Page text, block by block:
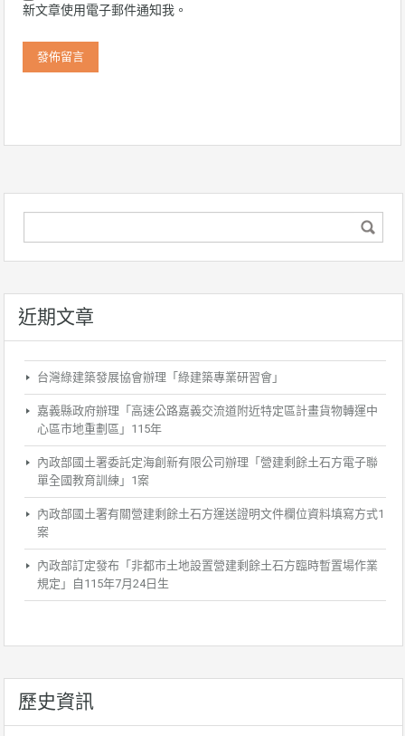
新文章使用電子郵件通知我。
近期文章
台灣綠建築發展協會辦理「綠建築專業研習會」
嘉義縣政府辦理「高速公路嘉義交流道附近特定區計畫貨物轉運中
心區市地重劃區」115年
內政部國土署委託定海創新有限公司辦理「營建剩餘土石方電子聯
單全國教育訓練」1案
內政部國土署有關營建剩餘土石方運送證明文件欄位資料填寫方式1
案
內政部訂定發布「非都市土地設置營建剩餘土石方臨時暫置場作業
規定」自115年7月24日生
歷史資訊